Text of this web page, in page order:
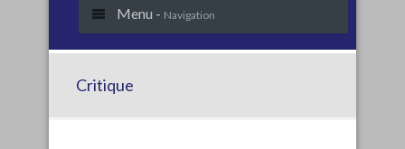
Menu - Navigation
Critique